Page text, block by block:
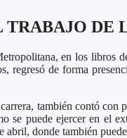
DE
en los libros
de forma
también contó con
se puede ejercer en el
abril, donde también